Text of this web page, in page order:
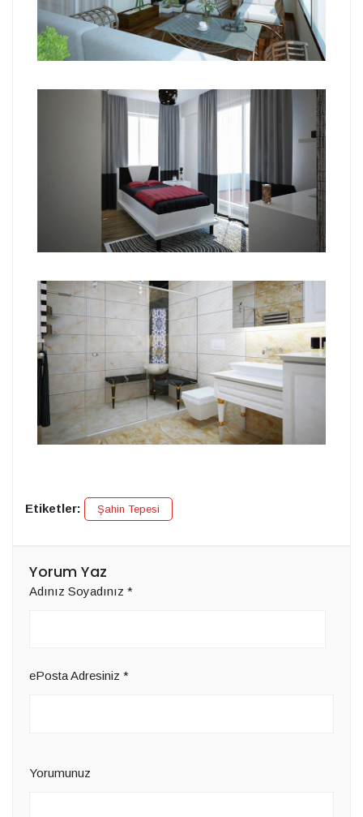
Etiketler: Şahin Tepesi
Yorum Yaz
Adınız Soyadınız *
ePosta Adresiniz *
Yorumunuz